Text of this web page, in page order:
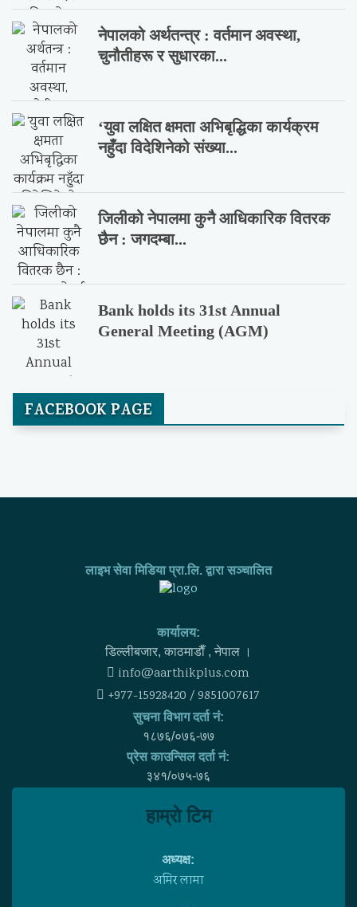
नेपालको अर्थतन्त्र : वर्तमान अवस्था,
चुनौतीहरू र सुधारका...
‘युवा लक्षित क्षमता अभिबृद्धिका कार्यक्रम
नहुँदा विदेशिनेको संख्या...
जिलीको नेपालमा कुनै आधिकारिक वितरक
छैन : जगदम्बा...
Bank holds its 31st Annual
General Meeting (AGM)
FACEBOOK PAGE
लाइभ सेवा मिडिया प्रा.लि. द्वारा सञ्चालित
कार्यालय:
डिल्लीबजार, काठमाडाैँ , नेपाल ।
info@aarthikplus.com
+977-15928420 / 9851007617
सुचना विभाग दर्ता नं:
१८७६/०७६-७७
प्रेस काउन्सिल दर्ता नं:
३४१/०७५-७६
हाम्राे टिम
अध्यक्ष:
अमिर लामा